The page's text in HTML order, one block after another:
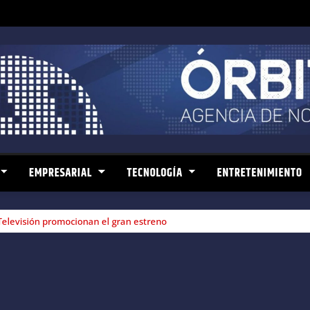
EMPRESARIAL TECNOLOGÍA ENTRETENIMIENTO
promocionan el gran estreno